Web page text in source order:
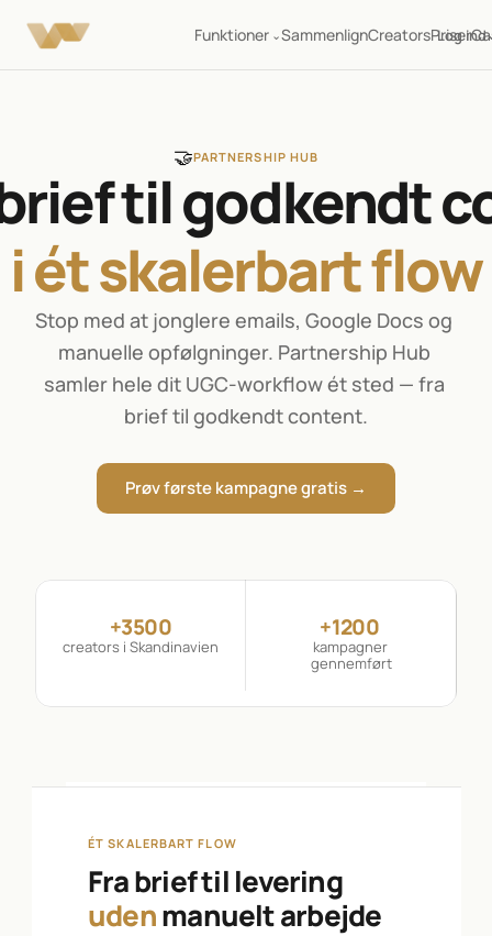
Funktioner ⌄SammenlignCreatorsPriser
Log ind
🤝PARTNERSHIP HUB
til godkendt
i ét skalerbart flow
Stop med at jonglere emails, Google Docs og
manuelle opfølgninger. Partnership Hub
samler hele dit UGC-workflow ét sted — fra
brief til godkendt content.
Prøv første kampagne gratis →
+3500
creators i Skandinavien
+1200
kampagner
gennemført
ÉT SKALERBART FLOW
Fra brief til levering
udenmanuelt arbejde